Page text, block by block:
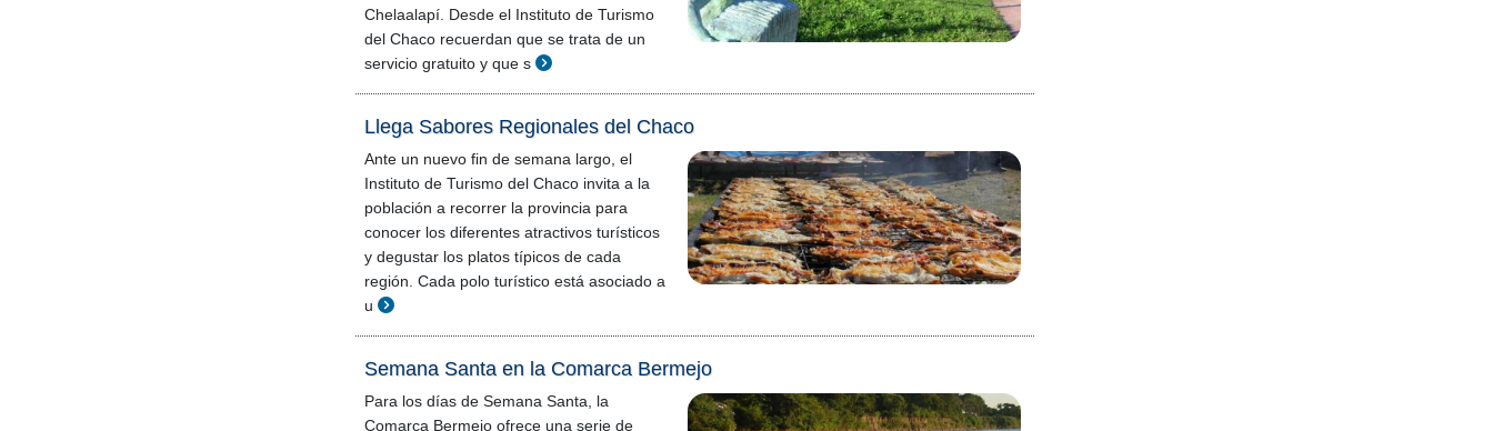
Chelaalapí. Desde el Instituto de Turismo
del Chaco recuerdan que se trata de un
servicio gratuito y que s
Llega Sabores Regionales del Chaco
Ante un nuevo fin de semana largo, el
Instituto de Turismo del Chaco invita a la
población a recorrer la provincia para
conocer los diferentes atractivos turísticos
y degustar los platos típicos de cada
región. Cada polo turístico está asociado a
u
Semana Santa en la Comarca Bermejo
Para los días de Semana Santa, la
Comarca Bermejo ofrece una serie de